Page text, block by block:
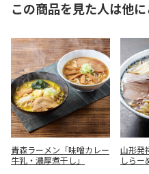
この商品を見た人は他
青森ラーメン「味噌カレー
牛乳・濃厚煮干し」
山形発
しら